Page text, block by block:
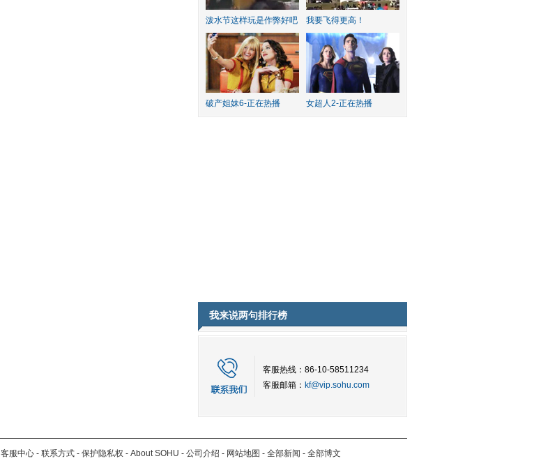
泼水节这样玩是作弊好吧 我要飞得更高！
破产姐妹6-正在热播 女超人2-正在热播
我来说两句排行榜
客服热线：86-10-58511234
客服邮箱： kf@vip.sohu.com
客服中心 - 联系方式 - 保护隐私权 - About SOHU - 公司介绍 - 网站地图 - 全部新闻 - 全部博文